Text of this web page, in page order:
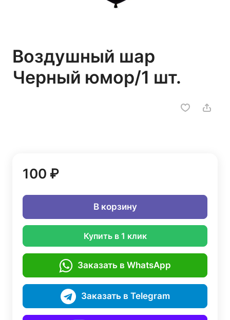
Воздушный шар
Черный юмор/1 шт.
100 ₽
В корзину
Купить в 1 клик
Заказать в WhatsApp
Заказать в Telegram